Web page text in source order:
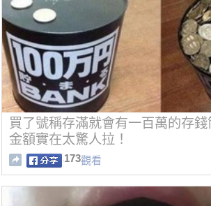
買了號稱存滿就會有一百萬的存
金額實在太驚人拉！
173觀看